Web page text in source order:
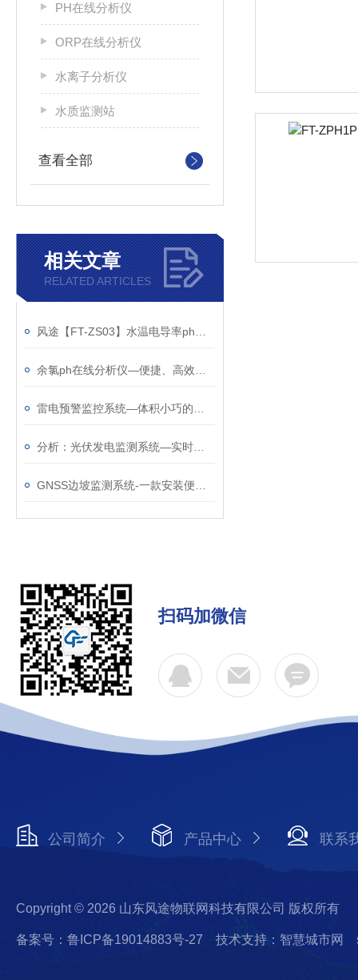
PH在线分析仪
ORP在线分析仪
水离子分析仪
水质监测站
查看全部
相关文章
RELATED ARTICLES
扫码加微信
公司简介 产品中心 联系
Copyright © 2026 山东风途物联网科技有限公司 版权所有
备案号：鲁ICP备19014883号-27 技术支持：智慧城市网